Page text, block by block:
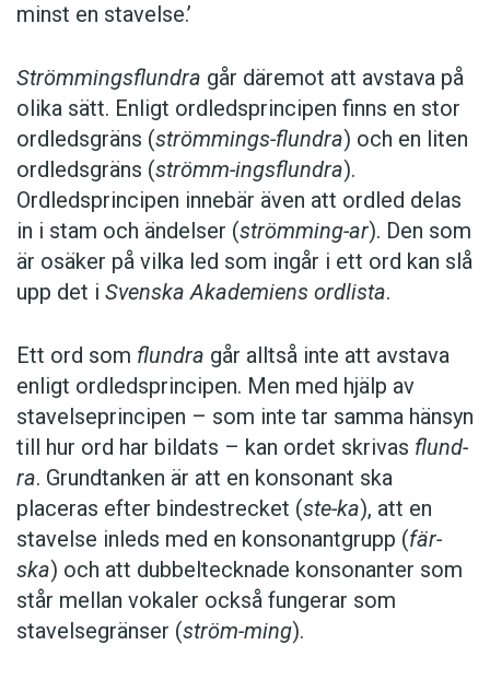
minst en stavelse.’
Strömmingsflundra går däremot att avstava på
olika sätt. Enligt ordledsprincipen finns en stor
ordledsgräns (strömmings-flundra) och en liten
ordledsgräns (strömm-ingsflundra).
Ordledsprincipen innebär även att ordled delas
in i stam och ändelser (strömming-ar). Den som
är osäker på vilka led som ingår i ett ord kan slå
upp det i Svenska Akademiens ordlista.
Ett ord som flundra går alltså inte att avstava
enligt ordledsprincipen. Men med hjälp av
stavelseprincipen – som inte tar samma hänsyn
till hur ord har bildats – kan ordet skrivas flund-
ra. Grundtanken är att en konsonant ska
placeras efter bindestrecket (ste-ka), att en
stavelse inleds med en konsonantgrupp (fär-
ska) och att dubbeltecknade konsonanter som
står mellan vokaler också fungerar som
stavelsegränser (ström-ming).